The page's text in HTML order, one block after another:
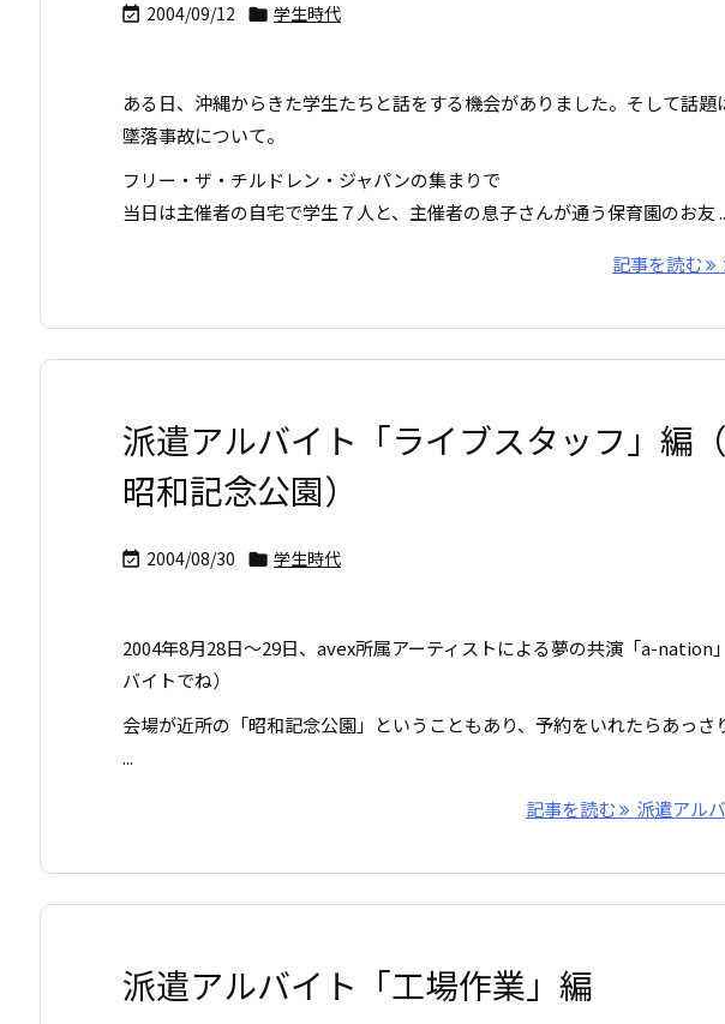
 2004/09/12  学生時代
ある日、沖縄からきた学生たちと話をする機会がありました。そして話
墜落事故について。
フリー・ザ・チルドレン・ジャパンの集まりで
当日は主催者の自宅で学生７人と、主催者の息子さんが通う保育園のお友
記事を読む
派遣アルバイト「ライブスタッフ」編
昭和記念公園）
 2004/08/30  学生時代
2004年8月28日～29日、avex所属アーティストによる夢の共演「a-
バイトでね）
会場が近所の「昭和記念公園」ということもあり、予約をいれたらあっさ
...
記事を読む 派遣アル
派遣アルバイト「工場作業」編